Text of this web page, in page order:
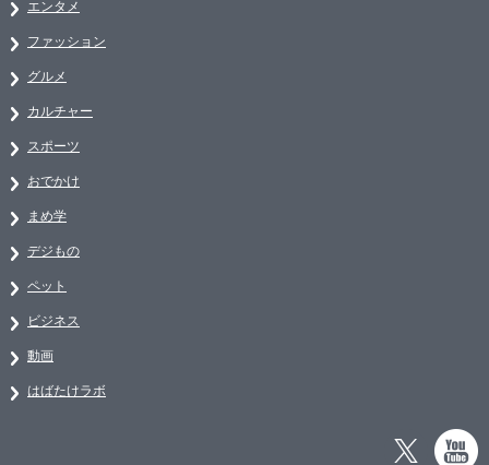
エンタメ
ファッション
グルメ
カルチャー
スポーツ
おでかけ
まめ学
デジもの
ペット
ビジネス
動画
はばたけラボ